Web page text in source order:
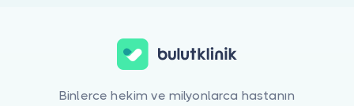
Binlerce hekim ve milyonlarca hastanın